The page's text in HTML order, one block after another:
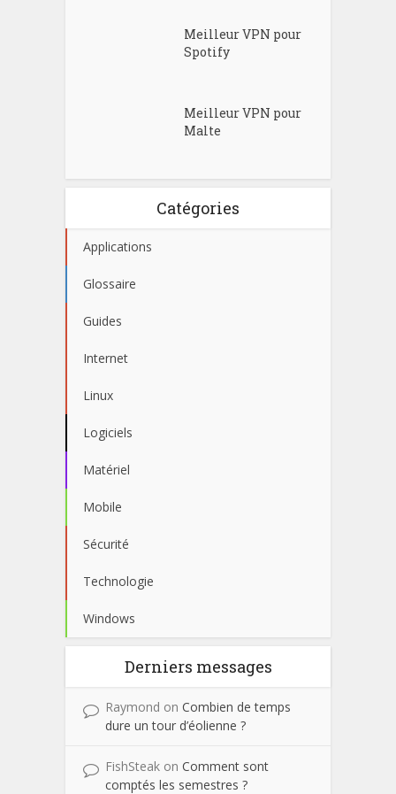
Meilleur VPN pour
Spotify
Meilleur VPN pour
Malte
Catégories
Applications
Glossaire
Guides
Internet
Linux
Logiciels
Matériel
Mobile
Sécurité
Technologie
Windows
Derniers messages
Raymond on Combien de temps
dure un tour d’éolienne ?
FishSteak on Comment sont
comptés les semestres ?